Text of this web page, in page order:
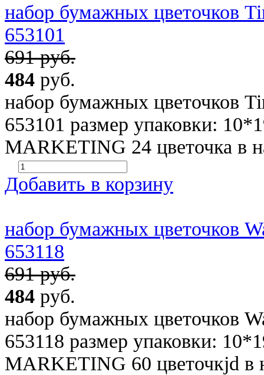
набор бумажных цветочков
653101
691 руб.
484 руб.
набор бумажных цветочков
653101 размер упаковки:
MARKETING 24 цветочка в
Добавить в корзину
набор бумажных цветочков
653118
691 руб.
484 руб.
набор бумажных цветочков
653118 размер упаковки:
MARKETING 60 цветочкjd в